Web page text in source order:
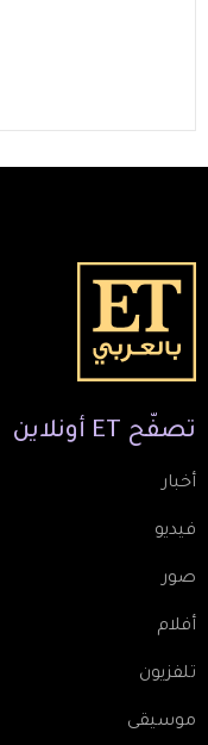
تصفّح ET أونلاين
أخبار
فيديو
صور
أفلام
تلفزيون
موسيقى